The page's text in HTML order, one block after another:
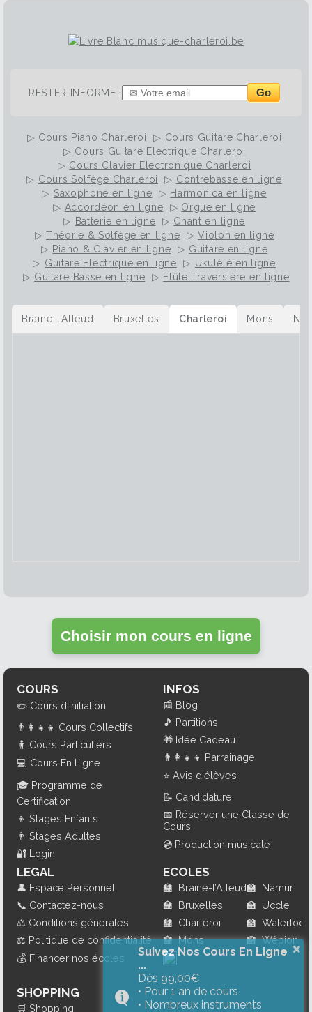
RESTER INFORME : Go
▷ Cours Piano Charleroi ▷ Cours Guitare Charleroi
▷ Cours Guitare Electrique Charleroi
▷ Cours Clavier Electronique Charleroi
▷ Cours Solfège Charleroi ▷ Contrebasse en ligne
▷ Saxophone en ligne ▷ Harmonica en ligne
▷ Accordéon en ligne ▷ Orgue en ligne
▷ Batterie en ligne ▷ Chant en ligne
▷Théorie & Solfège en ligne ▷Violon en ligne
▷ Piano & Clavier en ligne ▷ Guitare en ligne
▷ Guitare Electrique en ligne ▷ Ukulélé en ligne
▷ Guitare Basse en ligne ▷ Flûte Traversière en ligne
Braine-l’Alleud Bruxelles Charleroi Mons
Choisir mon cours en ligne
COURS
✏️ Cours d'Initiation
👨‍👩‍👧‍👦 Cours Collectifs
🧍 Cours Particuliers
💻 Cours En Ligne
🎓 Programme de
Certification
👦 Stages Enfants
👨 Stages Adultes
🔐 Login
INFOS
📰 Blog
🎵 Partitions
🎁 Idée Cadeau
👨‍👩‍👧‍👦 Parrainage
⭐ Avis d'élèves
📝 Candidature
📅 Réserver une Classe de
Cours
💿 Production musicale
LEGAL
👤 Espace Personnel
📞 Contactez-nous
⚖️ Conditions générales
⚖️ Politique de confidentialité
💰 Financer nos écoles
SHOPPING
🛒 Shopping
ECOLES
🏫 Braine-l’Alleud
🏫 Bruxelles
🏫 Charleroi
🏫 Mons
🏫 Namur
🏫 Uccle
🏫 Waterloo
🏫 Wépion
×
Suivez Nos Cours En Ligne
...
Dès 99,00€
• Pour 1 an de cours
• Nombreux instruments